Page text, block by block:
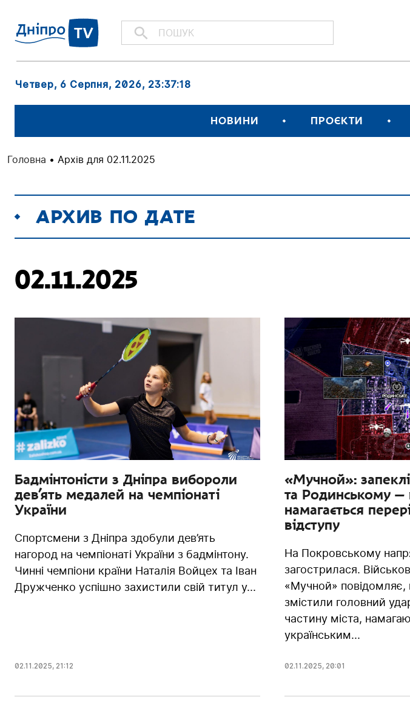
Четвер, 6 Серпня, 2026, 23:37:19
НОВИНИ ПРОЄКТИ
Головна • Архів для 02.11.2025
АРХИВ ПО ДАТЕ
02.11.2025
Бадмінтоністи з Дніпра вибороли
дев’ять медалей на чемпіонаті
України
Спортсмени з Дніпра здобули дев’ять
нагород на чемпіонаті України з бадмінтону.
Чинні чемпіони країни Наталія Войцех та Іван
Дружченко успішно захистили свій титул у...
02.11.2025, 21:12
«Мучной»:
та Родинському —
намагається
відступу
На Покровському
загострилася.
«Мучной» повідомляє,
змістили головний
частину міста,
українським...
02.11.2025, 20:01